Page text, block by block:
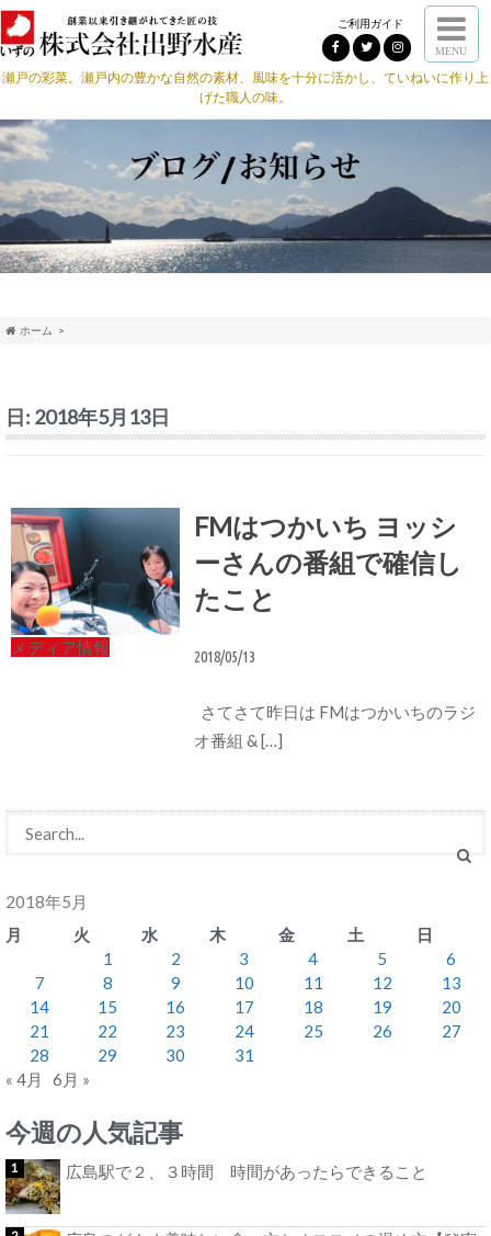
ご利用ガイド
MENU
瀬戸の彩菜。瀬戸内の豊かな自然の素材、風味を十分に活かし、ていねいに作り上
げた職人の味。
ホーム
日: 2018年5月13日
メディア情報
FMはつかいち ヨッシ
ーさんの番組で確信し
たこと
2018/05/13
さてさて昨日は FMはつかいちのラジ
オ番組 & […]
2018年5月
月
火 水 木 金 土
日
1
2 3 4 5
6
7
8 9 10 11 12
13
14
15 16 17 18 19
20
21
22 23 24 25 26
27
28
29 30
31
« 4月
6月 »
今週の人気記事
広島駅で２、３時間 時間があったらできること